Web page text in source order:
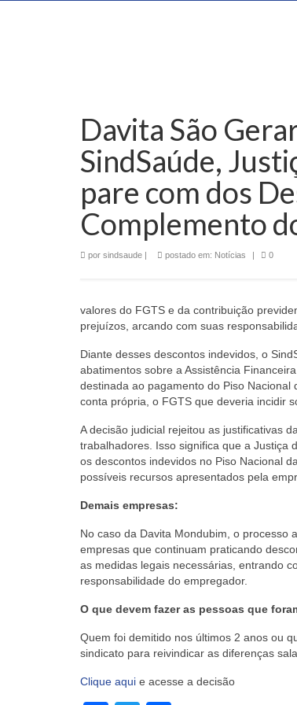
Davita São
SindSaúde,
pare com dos
Complemento
por sindsaude | postado em: Notícias | 0
valores do FGTS e da contribuição
prejuízos, arcando com suas
Diante desses descontos indevidos, o
abatimentos sobre a Assistência
destinada ao pagamento do Piso
conta própria, o FGTS que deveria incidir
A decisão judicial rejeitou as justificativas
trabalhadores. Isso significa que a Justiça
os descontos indevidos no Piso Nacional
possíveis recursos apresentados pela
Demais empresas:
No caso da Davita Mondubim, o processo
empresas que continuam praticando
as medidas legais necessárias, entrando
responsabilidade do empregador.
O que devem fazer as pessoas que
Quem foi demitido nos últimos 2 anos ou
sindicato para reivindicar as diferenças
Clique aqui e acesse a decisão